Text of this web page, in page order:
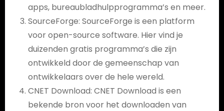
apps, bureaubladhulpprogramma’s en meer.
SourceForge: SourceForge is een platform
voor open-source software. Hier vind je
duizenden gratis programma’s die zijn
ontwikkeld door de gemeenschap van
ontwikkelaars over de hele wereld.
CNET Download: CNET Download is een
bekende bron voor het downloaden van